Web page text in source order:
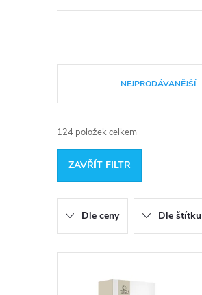
a
z
e
n
í
NEJPRODÁVANĚJŠÍ
124 položek celkem
ZAVŘÍT FILTR
Dle ceny Dle štítku